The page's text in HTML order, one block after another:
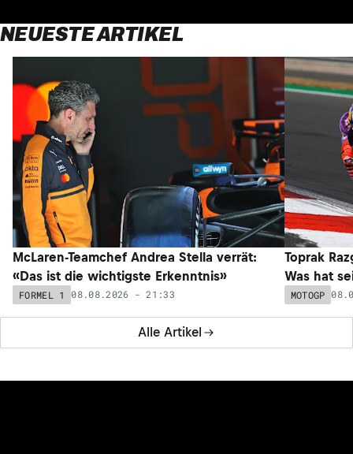
NEUESTE ARTIKEL
Alle Artikel
McLaren-Teamchef Andrea Stella verrät:
«Das ist die wichtigste Erkenntnis»
FORMEL 1 08.08.2026 - 21:33
Toprak
Was hat
MOTOGP